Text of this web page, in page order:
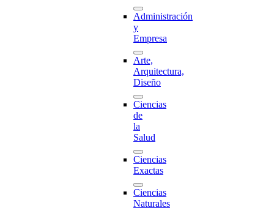
Administración
y
Empresa
Arte,
Arquitectura,
Diseño
Ciencias
de
la
Salud
Ciencias
Exactas
Ciencias
Naturales